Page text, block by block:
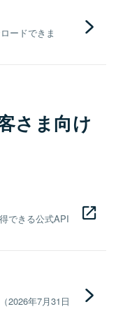
ードできま
さま向け
できる公式API
2026年7月31日